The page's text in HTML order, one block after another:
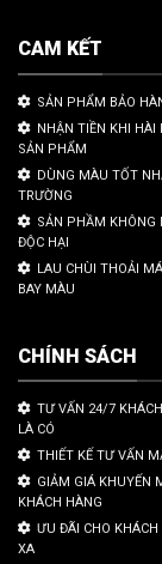
CAM KẾT
SẢN PHẨM BẢO
NHẬN TIỀN KHI HÀI
SẢN PHẨM
DÙNG MÀU TỐT
TRƯỜNG
SẢN PHẦM KHÔNG
ĐỘC HẠI
LAU CHÙI THOẢI
BAY MÀU
CHÍNH SÁCH
TƯ VẤN 24/7
LÀ CÓ
THIẾT KẾ TƯ VẤN
GIẢM GIÁ KHUYẾN
KHÁCH HÀNG
ƯU ĐÃI CHO KHÁCH
XA